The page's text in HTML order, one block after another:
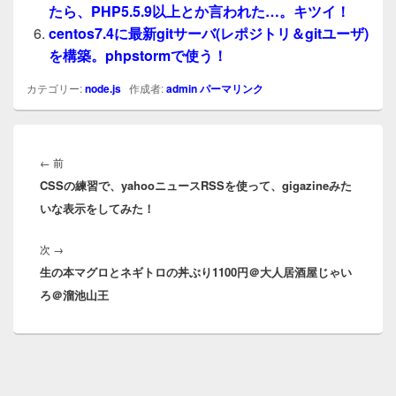
たら、PHP5.5.9以上とか言われた…。キツイ！
centos7.4に最新gitサーバ(レポジトリ＆gitユーザ)
を構築。phpstormで使う！
カテゴリー:node.js 作成者:adminパーマリンク
稿
ナ
ビ
ゲ
シ
ョ
ン
← 前前
の
投
CSSの練習で、yahooニュースRSSを使って、gigazineみた
いな表示をしてみた！
次 →
の
投
生の本マグロとネギトロの丼ぶり1100円＠大人居酒屋じゃい
ろ＠溜池山王